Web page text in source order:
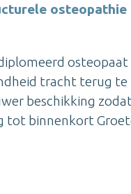
osteopathie
tracht terug
beschikking
tot binnenkort